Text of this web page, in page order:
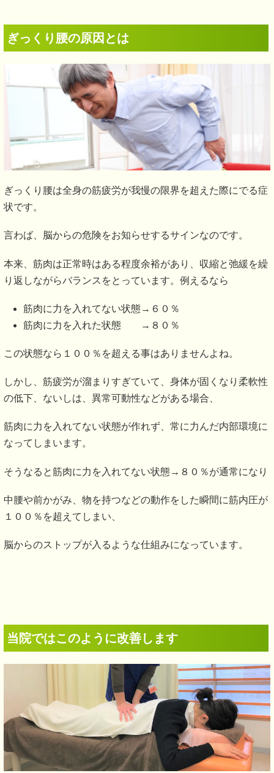
ぎっくり腰の原因とは
ぎっくり腰は全身の筋疲労が我慢の限界を超えた際にでる症
状です。
言わば、脳からの危険をお知らせするサインなのです。
本来、筋肉は正常時はある程度余裕があり、収縮と弛緩を繰
り返しながらバランスをとっています。例えるなら
筋肉に力を入れてない状態→６０％
筋肉に力を入れた状態 →８０％
この状態なら１００％を超える事はありませんよね。
しかし、筋疲労が溜まりすぎていて、身体が固くなり柔軟性
の低下、ないしは、異常可動性などがある場合、
筋肉に力を入れてない状態が作れず、常に力んだ内部環境に
なってしまいます。
そうなると筋肉に力を入れてない状態→８０％が通常になり
中腰や前かがみ、物を持つなどの動作をした瞬間に筋内圧が
１００％を超えてしまい、
脳からのストップが入るような仕組みになっています。
当院ではこのように改善します